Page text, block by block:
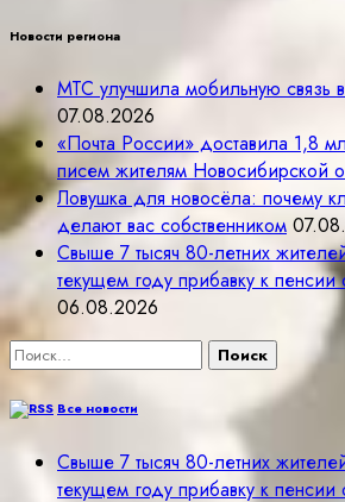
Новости региона
МТС улучшила мобильную связь
07.08.2026
«Почта России» доставила 1,8
писем жителям Новосибирской
Ловушка для новосёла: почему
делают вас собственником
Свыше 7 тысяч 80-летних
текущем году прибавку к
06.08.2026
Найти:
Все новости
Свыше 7 тысяч 80-летних
текущем году прибавку к